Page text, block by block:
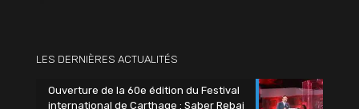
LES DERNIÈRES ACTUALITÉS
Ouverture de la 60e édition du Festival
international de Carthage : Saber Rebai